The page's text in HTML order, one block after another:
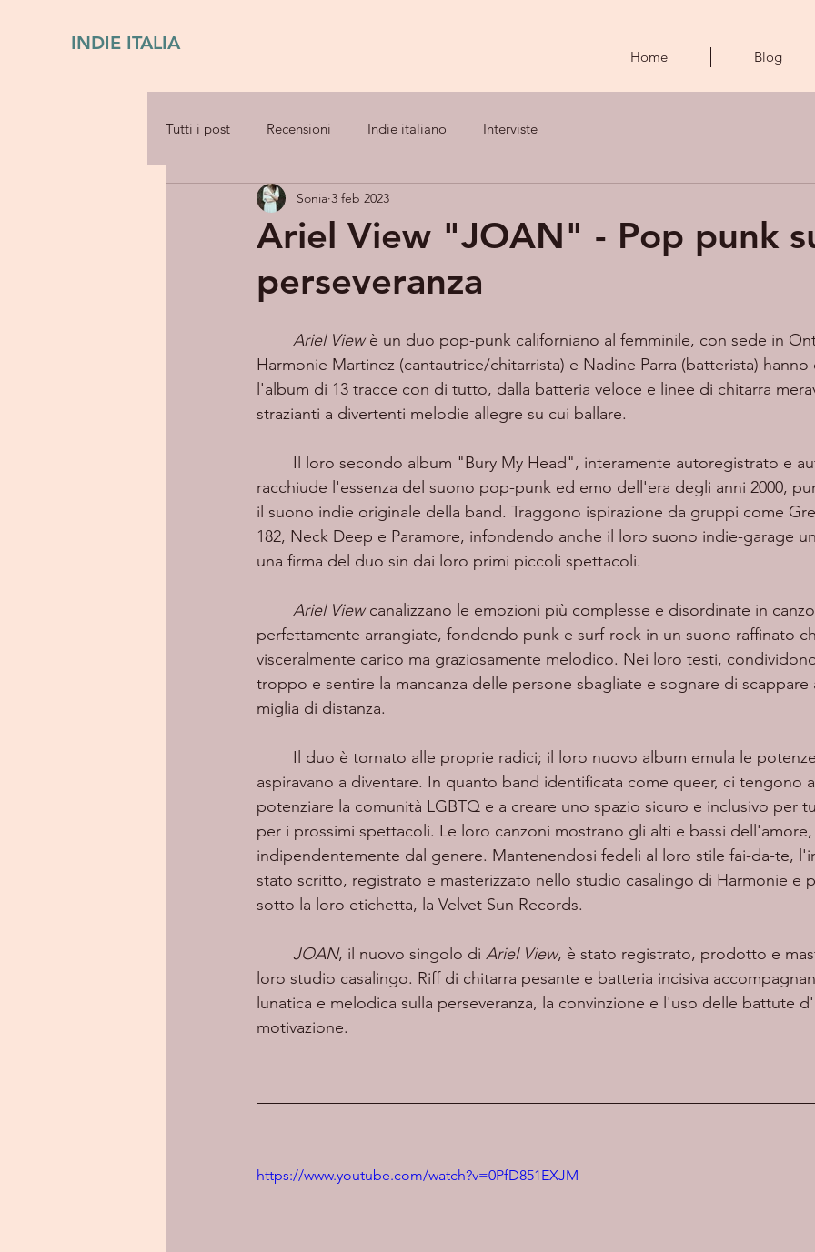
INDIE ITALIA
Home Blog
Tutti i post Recensioni Indie italiano Interviste
Ariel View "JOAN" - Pop punk
perseveranza
Sonia 3 feb 2023
Ariel View è un duo pop-punk californiano al femminile, con sede in
Harmonie Martinez (cantautrice/chitarrista) e Nadine Parra (batterista)
l'album di 13 tracce con di tutto, dalla batteria veloce e linee di chitarra
strazianti a divertenti melodie allegre su cui ballare.
racchiude l'essenza del suono pop-punk ed emo dell'era degli anni 2000,
il suono indie originale della band. Traggono ispirazione da gruppi come
182, Neck Deep e Paramore, infondendo anche il loro suono indie-garage
una firma del duo sin dai loro primi piccoli spettacoli.
Ariel View canalizzano le emozioni più complesse e disordinate in
perfettamente arrangiate, fondendo punk e surf-rock in un suono raffinato
visceralmente carico ma graziosamente melodico. Nei loro testi,
troppo e sentire la mancanza delle persone sbagliate e sognare di scappare
miglia di distanza.
aspiravano a diventare. In quanto band identificata come queer, ci tengono
potenziare la comunità LGBTQ e a creare uno spazio sicuro e inclusivo per
per i prossimi spettacoli. Le loro canzoni mostrano gli alti e bassi dell'amore,
indipendentemente dal genere. Mantenendosi fedeli al loro stile fai-da-te,
stato scritto, registrato e masterizzato nello studio casalingo di Harmonie e
sotto la loro etichetta, la Velvet Sun Records.
JOAN, il nuovo singolo di Ariel View, è stato registrato, prodotto e
loro studio casalingo. Riff di chitarra pesante e batteria incisiva
lunatica e melodica sulla perseveranza, la convinzione e l'uso delle battute
motivazione.
https://www.youtube.com/watch?v=0PfD851EXJM